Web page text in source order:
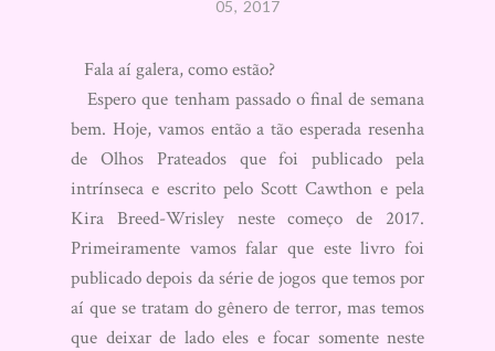
05, 2017
Fala aí galera, como estão?
Espero que tenham passado o final de semana
bem. Hoje, vamos então a tão esperada resenha
de Olhos Prateados que foi publicado pela
intrínseca e escrito pelo Scott Cawthon e pela
Kira Breed-Wrisley neste começo de 2017.
Primeiramente vamos falar que este livro foi
publicado depois da série de jogos que temos por
aí que se tratam do gênero de terror, mas temos
que deixar de lado eles e focar somente neste